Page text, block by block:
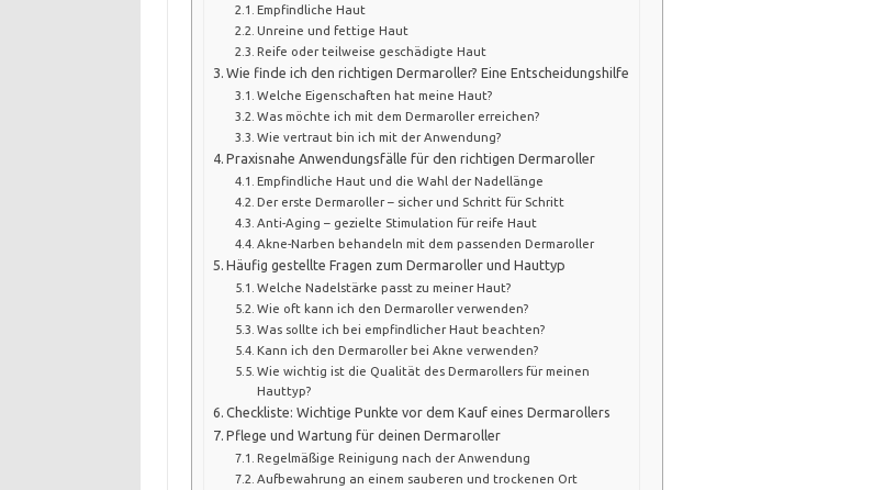
Empfindliche Haut
Unreine und fettige Haut
Reife oder teilweise geschädigte Haut
Wie finde ich den richtigen Dermaroller? Eine Entscheidungshilfe
Welche Eigenschaften hat meine Haut?
Was möchte ich mit dem Dermaroller erreichen?
Wie vertraut bin ich mit der Anwendung?
Praxisnahe Anwendungsfälle für den richtigen Dermaroller
Empfindliche Haut und die Wahl der Nadellänge
Der erste Dermaroller – sicher und Schritt für Schritt
Anti-Aging – gezielte Stimulation für reife Haut
Akne-Narben behandeln mit dem passenden Dermaroller
Häufig gestellte Fragen zum Dermaroller und Hauttyp
Welche Nadelstärke passt zu meiner Haut?
Wie oft kann ich den Dermaroller verwenden?
Was sollte ich bei empfindlicher Haut beachten?
Kann ich den Dermaroller bei Akne verwenden?
Wie wichtig ist die Qualität des Dermarollers für meinen
Hauttyp?
Checkliste: Wichtige Punkte vor dem Kauf eines Dermarollers
Pflege und Wartung für deinen Dermaroller
Regelmäßige Reinigung nach der Anwendung
Aufbewahrung an einem sauberen und trockenen Ort